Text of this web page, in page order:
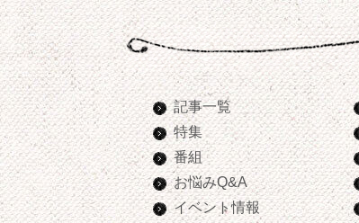
記事一覧
特集
番組
お悩みQ&A
イベント情報